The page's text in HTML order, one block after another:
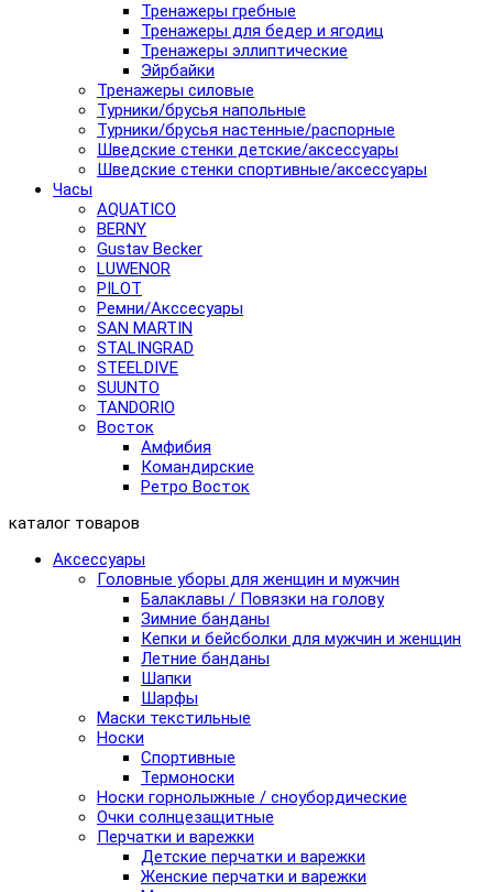
Тренажеры гребные
Тренажеры для бедер и ягодиц
Тренажеры эллиптические
Эйрбайки
Тренажеры силовые
Турники/брусья напольные
Турники/брусья настенные/распорные
Шведские стенки детские/аксессуары
Шведские стенки спортивные/аксессуары
Часы
AQUATICO
BERNY
Gustav Becker
LUWENOR
PILOT
Pемни/Акссесуары
SAN MARTIN
STALINGRAD
STEELDIVE
SUUNTO
TANDORIO
Восток
Амфибия
Командирские
Ретро Восток
каталог товаров
Аксессуары
Головные уборы для женщин и мужчин
Балаклавы / Повязки на голову
Зимние банданы
Кепки и бейсболки для мужчин и женщин
Летние банданы
Шапки
Шарфы
Маски текстильные
Носки
Спортивные
Термоноски
Носки горнолыжные / сноубордические
Очки солнцезащитные
Перчатки и варежки
Детские перчатки и варежки
Женские перчатки и варежки